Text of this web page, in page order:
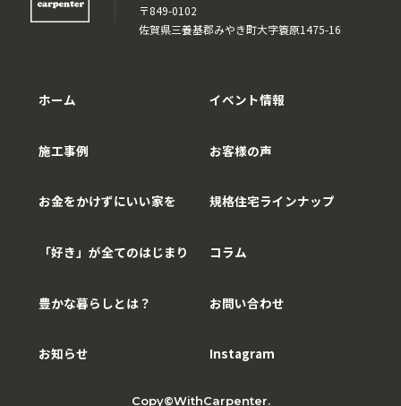
〒849-0102
佐賀県三養基郡みやき町大字簑原1475-16
ホーム
施工事例
お金をかけずにいい家を
「好き」が全てのはじまり
豊かな暮らしとは？
お知らせ
イベント情報
お客様の声
規格住宅ラインナップ
コラム
お問い合わせ
Instagram
Copy©WithCarpenter.